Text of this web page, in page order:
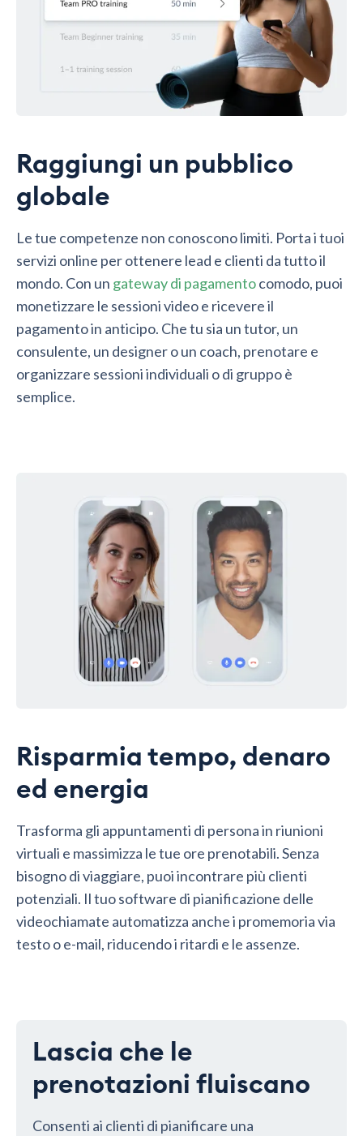
Raggiungi un pubblico
globale
Le tue competenze non conoscono limiti. Porta i tuoi
servizi online per ottenere lead e clienti da tutto il
mondo. Con un gateway di pagamentocomodo, puoi
monetizzare le sessioni video e ricevere il
pagamento in anticipo. Che tu sia un tutor, un
consulente, un designer o un coach, prenotare e
organizzare sessioni individuali o di gruppo è
semplice.
Risparmia tempo, denaro
ed energia
Trasforma gli appuntamenti di persona in riunioni
virtuali e massimizza le tue ore prenotabili. Senza
bisogno di viaggiare, puoi incontrare più clienti
potenziali. Il tuo software di pianificazione delle
videochiamate automatizza anche i promemoria via
testo o e-mail, riducendo i ritardi e le assenze.
Lascia che le
prenotazioni fluiscano
Consenti ai clienti di pianificare una